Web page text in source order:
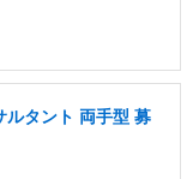
ルタント 両手型 募